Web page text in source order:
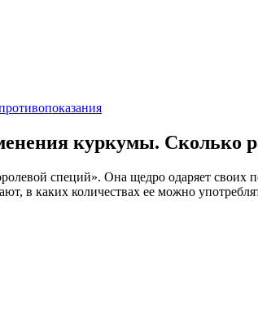
куркумы. Сколько
специй». Она щедро одаряет
в каких количествах ее можно